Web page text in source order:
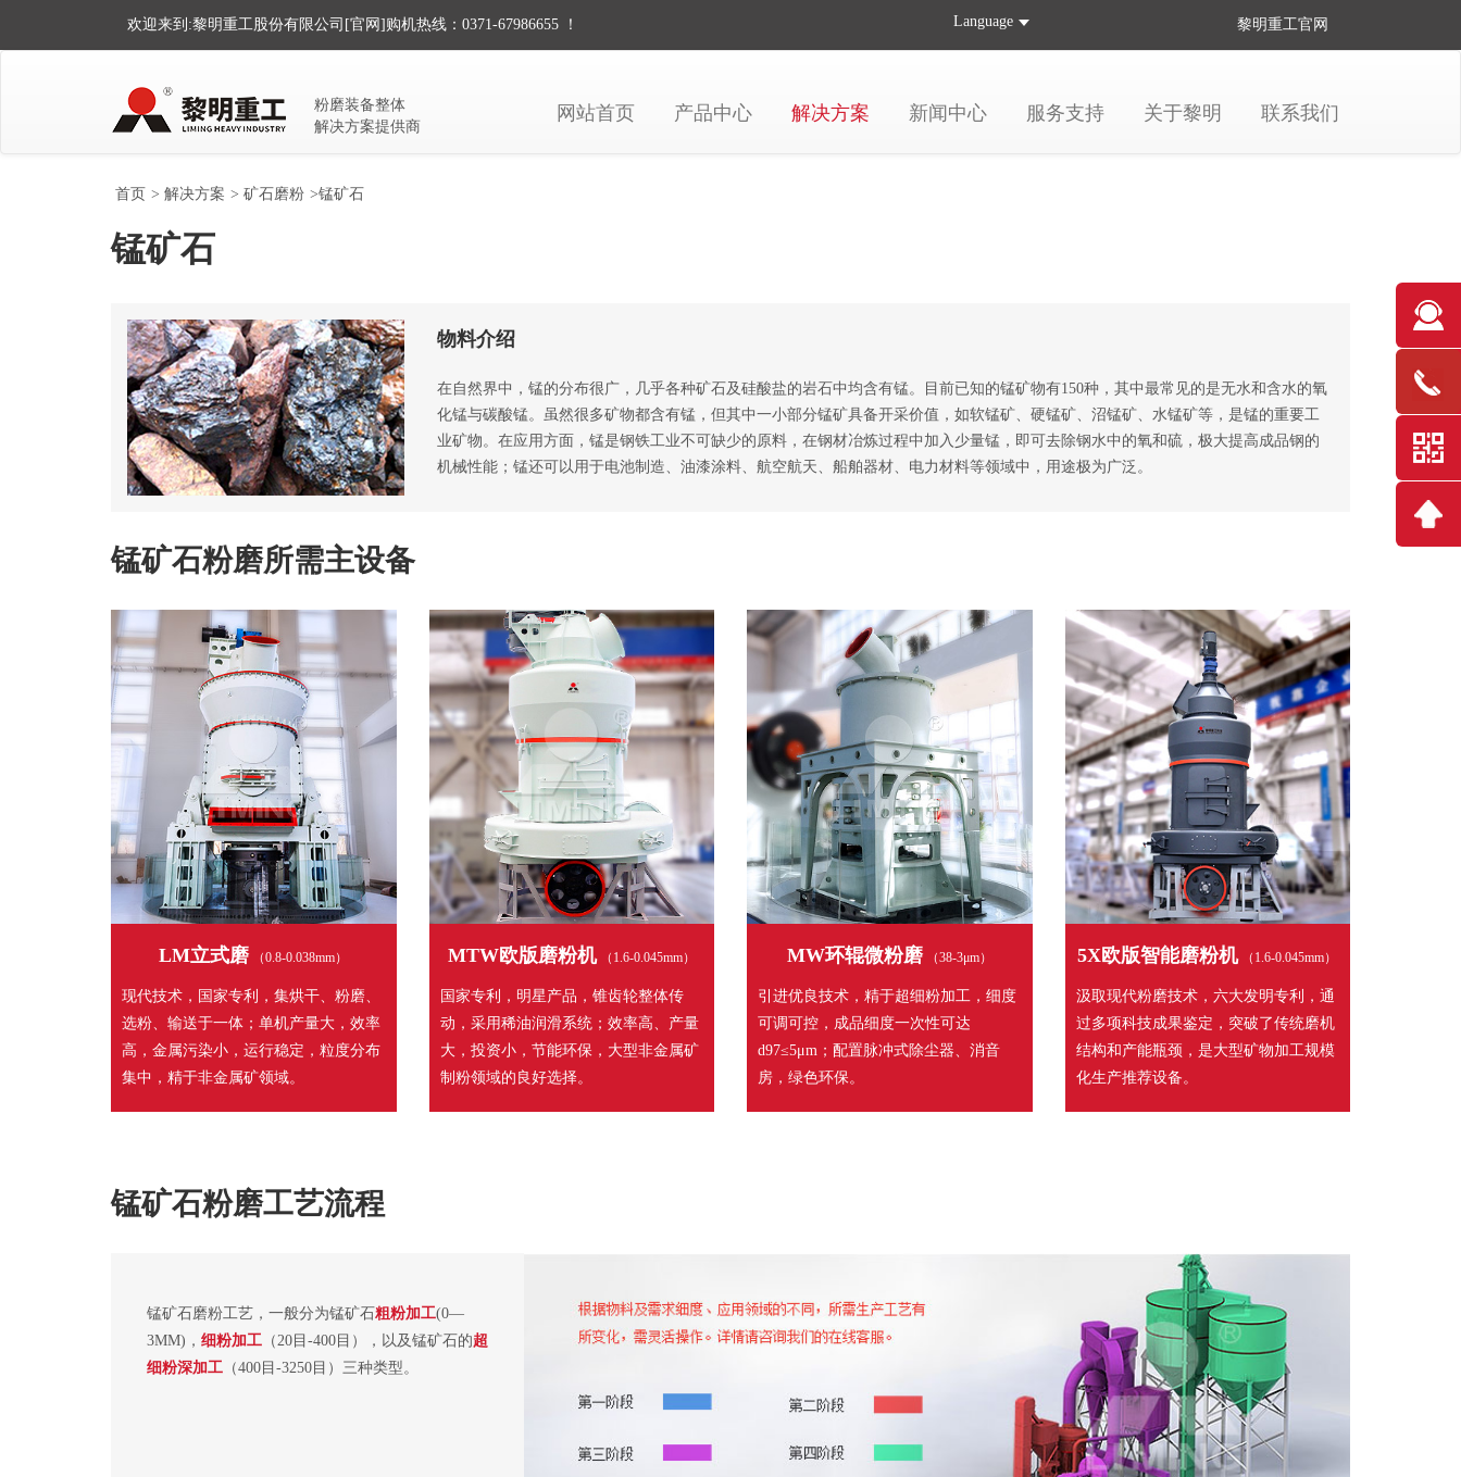
欢迎来到:黎明重工股份有限公司[官网] 购机热线：0371-67986655 ！ Language 黎明重工官网
粉磨装备整体
解决方案提供商
网站首页 产品中心 解决方案 新闻中心 服务支持 关于黎明 联系我们
首页 > 解决方案 > 矿石磨粉 >锰矿石
锰矿石
物料介绍
在自然界中，锰的分布很广，几乎各种矿石及硅酸盐的岩石中均含有锰。目前已知的锰矿物有150种，其中最常见的是无水和含水的氧
化锰与碳酸锰。虽然很多矿物都含有锰，但其中一小部分锰矿具备开采价值，如软锰矿、硬锰矿、沼锰矿、水锰矿等，是锰的重要工
业矿物。在应用方面，锰是钢铁工业不可缺少的原料，在钢材冶炼过程中加入少量锰，即可去除钢水中的氧和硫，极大提高成品钢的
机械性能；锰还可以用于电池制造、油漆涂料、航空航天、船舶器材、电力材料等领域中，用途极为广泛。
锰矿石粉磨所需主设备
LM立式磨（0.8-0.038mm）
现代技术，国家专利，集烘干、粉磨、
选粉、输送于一体；单机产量大，效率
高，金属污染小，运行稳定，粒度分布
集中，精于非金属矿领域。
MTW欧版磨粉机（1.6-0.045mm）
国家专利，明星产品，锥齿轮整体传
动，采用稀油润滑系统；效率高、产量
大，投资小，节能环保，大型非金属矿
制粉领域的良好选择。
MW环辊微粉磨（38-3μm）
引进优良技术，精于超细粉加工，细度
可调可控，成品细度一次性可达
d97≤5μm；配置脉冲式除尘器、消音
房，绿色环保。
5X欧版智能磨粉机（1.6-0.045mm）
汲取现代粉磨技术，六大发明专利，通
过多项科技成果鉴定，突破了传统磨机
结构和产能瓶颈，是大型矿物加工规模
化生产推荐设备。
锰矿石粉磨工艺流程
锰矿石磨粉工艺，一般分为锰矿石粗粉加工(0—
3MM)， 细粉加工 （20目-400目），以及锰矿石的超
细粉深加工 （400目-3250目）三种类型。